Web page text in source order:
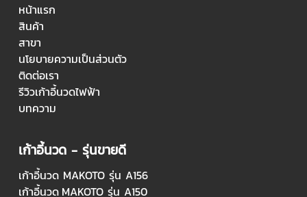
หน้าแรก
สินค้า
สาขา
นโยบายความเป็นส่วนตัว
ติดต่อเรา
รีวิวเก้าอี้นวดไฟฟ้า
บทความ
เก้าอี้นวด - รุ่นขายดี
เก้าอี้นวด MAKOTO รุ่น A156
เก้าอี้นวด MAKOTO รุ่น A150